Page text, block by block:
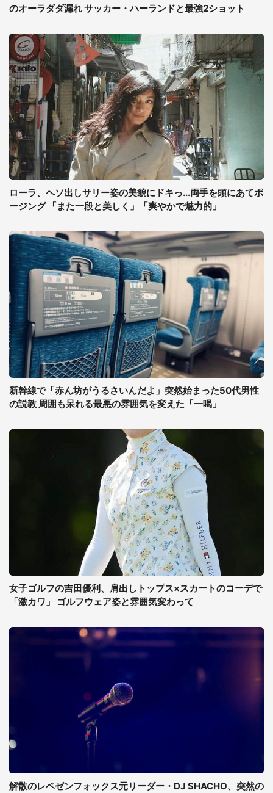
のオーラダダ漏れ サッカー・ハーランドと最強2ショット
ローラ、ヘソ出しサリー姿の美貌にドキっ...両手を頭にあてポ
ージング 「また一段と美しく」「爽やかで魅力的」
新幹線で「赤ん坊がうるさいんだよ」突然始まった50代男性
の説教 周囲も呆れる最悪の雰囲気を変えた「一喝」
女子ゴルフの吉田優利、肩出しトップス×スカートのコーデで
「激カワ」 ゴルフウェア姿と雰囲気変わって
解散のレペゼンフォックス元リーダー・DJ SHACHO、突然の